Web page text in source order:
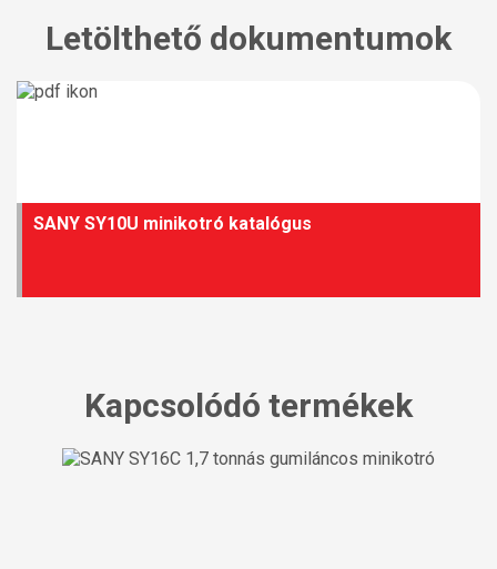
Letölthető dokumentumok
SANY SY10U minikotró katalógus
Kapcsolódó termékek